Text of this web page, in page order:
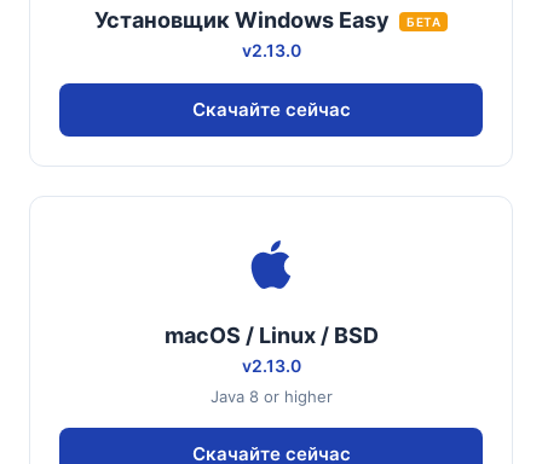
Установщик Windows Easy БЕТА
v2.13.0
Скачайте сейчас
macOS / Linux / BSD
v2.13.0
Java 8 or higher
Скачайте сейчас